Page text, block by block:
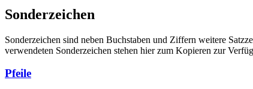
Sonderzeichen
Sonderzeichen sind neben Buchstaben und Ziffern weitere
verwendeten Sonderzeichen stehen hier zum Kopieren zur
Pfeile